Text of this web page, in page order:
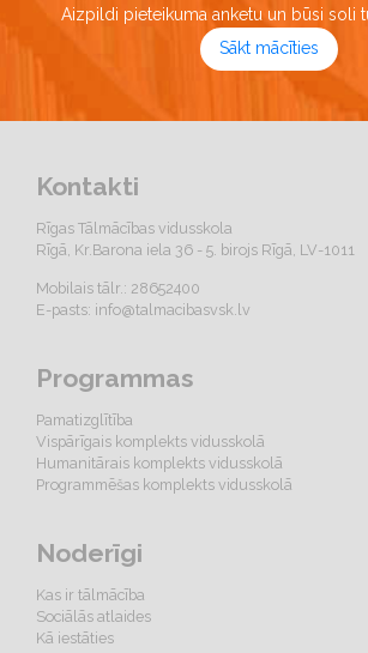
Aizpildi pieteikuma anketu un būsi soli
Sākt mācīties
Kontakti
Rīgas Tālmācības vidusskola
Rīgā, Kr.Barona iela 36 - 5. birojs Rīgā, LV-1011
Mobilais tālr.: 28652400
E-pasts: info@talmacibasvsk.lv
Programmas
Pamatizglītība
Vispārīgais komplekts vidusskolā
Humanitārais komplekts vidusskolā
Programmēšas komplekts vidusskolā
Noderīgi
Kas ir tālmācība
Sociālās atlaides
Kā iestāties